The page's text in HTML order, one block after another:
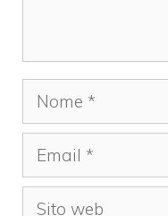
Nome
Email
Sito